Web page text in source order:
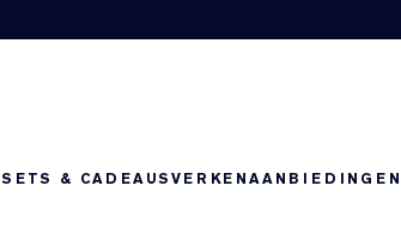
SETS & CADEAUSVERKENAANBIEDINGEN